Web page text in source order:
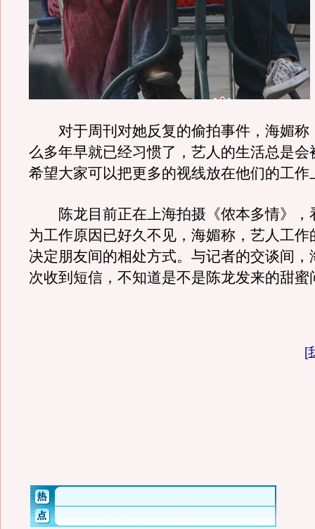
对于周刊对她反复的偷拍事件，海媚称
么多年早就已经习惯了，艺人的生活总是会
希望大家可以把更多的视线放在他们的工作
陈龙目前正在上海拍摄《侬本多情》，
为工作原因已好久不见，海媚称，艺人工作
决定朋友间的相处方式。与记者的交谈间，
次收到短信，不知道是不是陈龙发来的甜蜜
[